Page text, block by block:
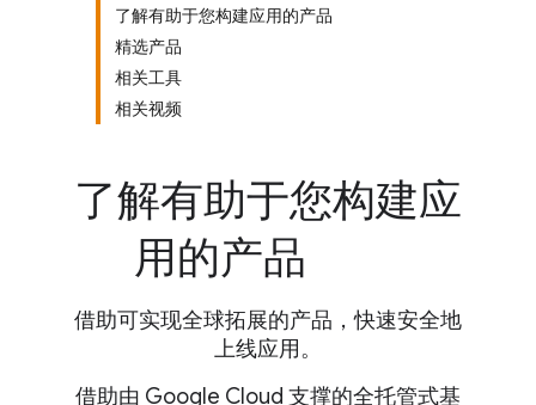
了解有助于您构建应用的产品
精选产品
相关工具
相关视频
了解有助于您构建应
用的产品
借助可实现全球拓展的产品，快速安全地
上线应用。
借助由 Google Cloud 支撑的全托管式基